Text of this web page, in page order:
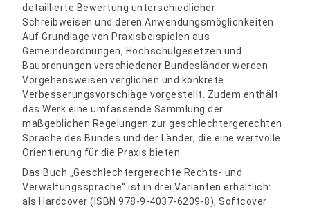
detaillierte Bewertung unterschiedlicher
Schreibweisen und deren Anwendungsmöglichkeiten.
Auf Grundlage von Praxisbeispielen aus
Gemeindeordnungen, Hochschulgesetzen und
Bauordnungen verschiedener Bundesländer werden
Vorgehensweisen verglichen und konkrete
Verbesserungsvorschläge vorgestellt. Zudem enthält
das Werk eine umfassende Sammlung der
maßgeblichen Regelungen zur geschlechtergerechten
Sprache des Bundes und der Länder, die eine wertvolle
Orientierung für die Praxis bieten.
Das Buch „Geschlechtergerechte Rechts- und
Verwaltungssprache“ ist in drei Varianten erhältlich:
als Hardcover (ISBN 978-9-4037-6209-8), Softcover